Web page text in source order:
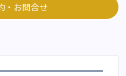
・お問合せ